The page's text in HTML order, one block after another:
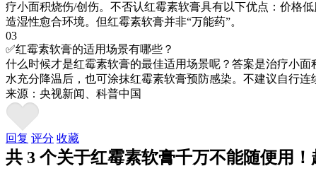
疗小面积烧伤/创伤。不否认红霉素软膏具有以下优点：价格
造湿性愈合环境。但红霉素软膏并非“万能药”。
03
✅红霉素软膏的适用场景有哪些？
什么时候才是红霉素软膏的最佳适用场景呢？答案是治疗小
水充分降温后，也可涂抹红霉素软膏预防感染。不建议自行
来源：央视新闻、科普中国
回复 评分 收藏
共 3 个关于红霉素软膏千万不能随便用